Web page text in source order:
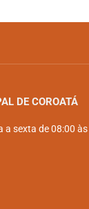
DE COROATÁ
a sexta de 08:00